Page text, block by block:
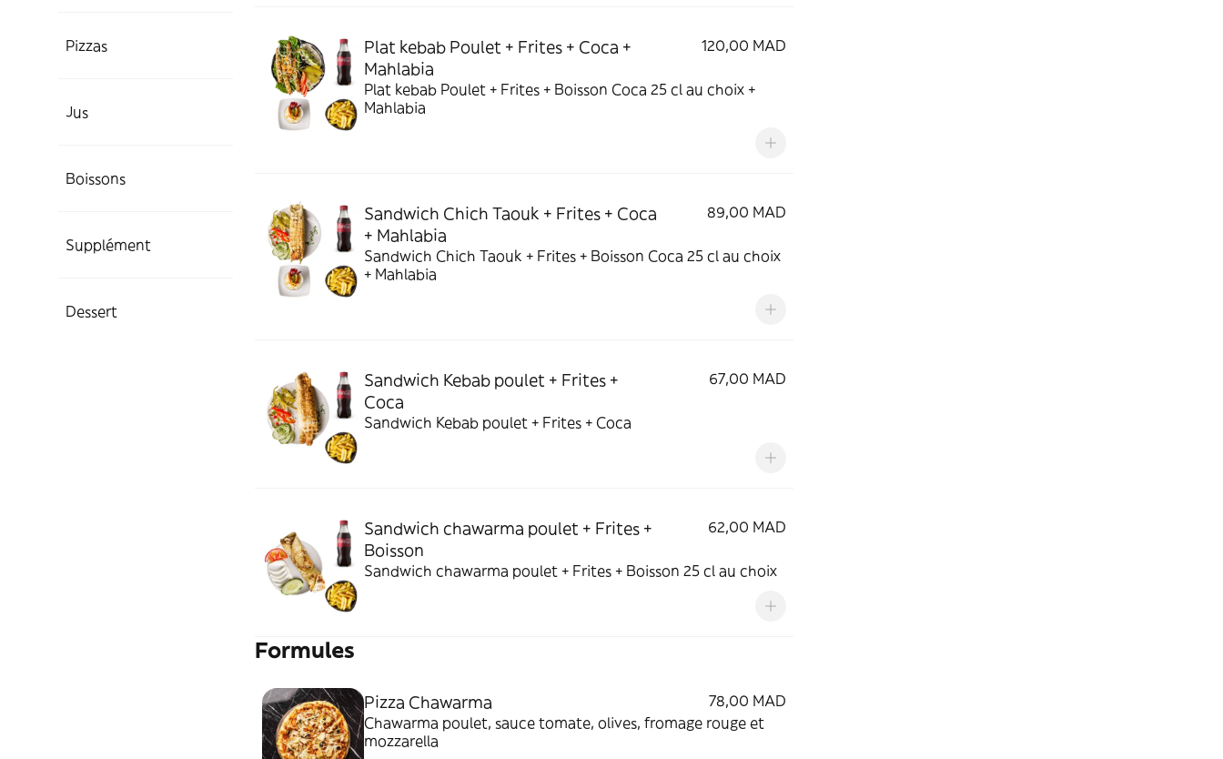
Pizzas
Jus
Boissons
Supplément
Dessert
Plat kebab Poulet + Frites + Coca +
Mahlabia
120,00 MAD
Plat kebab Poulet + Frites + Boisson Coca 25 cl au choix +
Mahlabia
Sandwich Chich Taouk + Frites + Coca
+ Mahlabia
89,00 MAD
Sandwich Chich Taouk + Frites + Boisson Coca 25 cl au choix
+ Mahlabia
Sandwich Kebab poulet + Frites +
Coca
67,00 MAD
Sandwich Kebab poulet + Frites + Coca
Sandwich chawarma poulet + Frites +
Boisson
62,00 MAD
Sandwich chawarma poulet + Frites + Boisson 25 cl au choix
Formules
Pizza Chawarma
78,00 MAD
Chawarma poulet, sauce tomate, olives, fromage rouge et
mozzarella